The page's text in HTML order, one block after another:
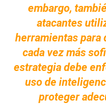
embargo,
atacantes
herramientas para
cada vez más
estrategia debe
uso de
proteger